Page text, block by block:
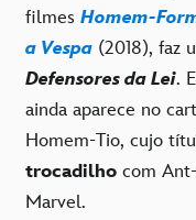
filmes Homem-
a Vespa (2018), faz
Defensores da Lei.
ainda aparece no
Homem-Tio, cujo
trocadilho com
Marvel.